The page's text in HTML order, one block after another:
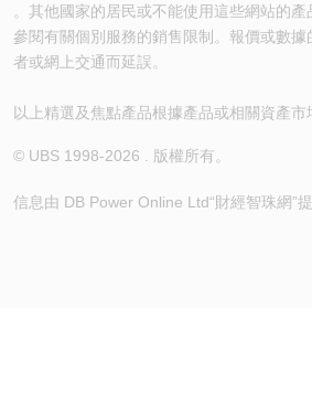
。其他國家的居民或不能使用這些網站的
參閱有關個別服務的銷售限制。報價或數
者或網上交通而延誤。
以上精選及焦點產品根據產品或相關資產市
© UBS 1998-2026 . 版權所有。
信息由 DB Power Online Ltd“財經智珠網”